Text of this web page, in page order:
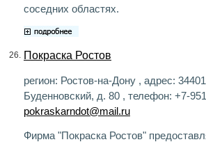
соседних областях.
26. Покраска Ростов
регион: Ростов-на-Дону , адрес:
Буденновский, д. 80 , телефон: +7-
pokraskarndot@mail.ru
Фирма "Покраска Ростов"